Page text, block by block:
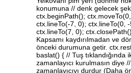
konumuna // denk gelecek
ctx.beginPath();
ctx.lineTo(-7, 0); ctx.lineTo(0,
ctx.lineTo(7, 0);
Kapsamı kaydırılmadan ve
önceki durumuna getir.
baslat() { // Tuş tıklandığında
zamanlayıcı kurulmasın diye
zamanlayıcıyı durdur (Daha